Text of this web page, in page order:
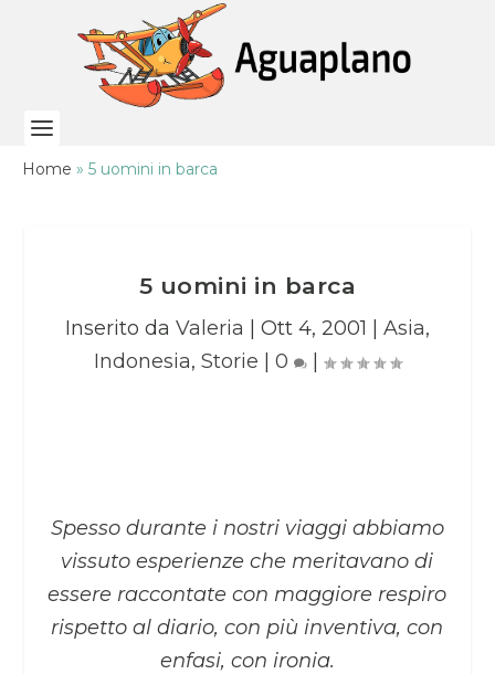
Home » 5 uomini in barca
5 uomini in barca
Inserito da Valeria Ott 4, 2001 Asia,
Indonesia, Storie 0
Spesso durante i nostri viaggi abbiamo
vissuto esperienze che meritavano di
essere raccontate con maggiore respiro
rispetto al diario, con più inventiva, con
enfasi, con ironia.